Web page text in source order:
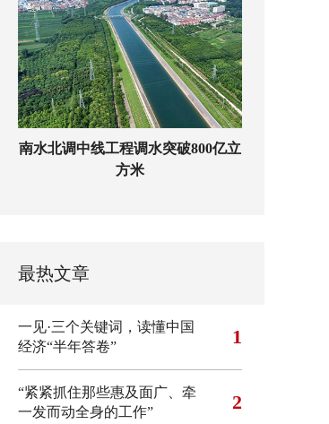
南水北调中线工程调水突破800亿立
方米
最热文章
一见·三个关键词，读懂中国
经济“半年答卷”
1
“紧紧抓住那些惠及面广、牵
一发而动全身的工作”
2